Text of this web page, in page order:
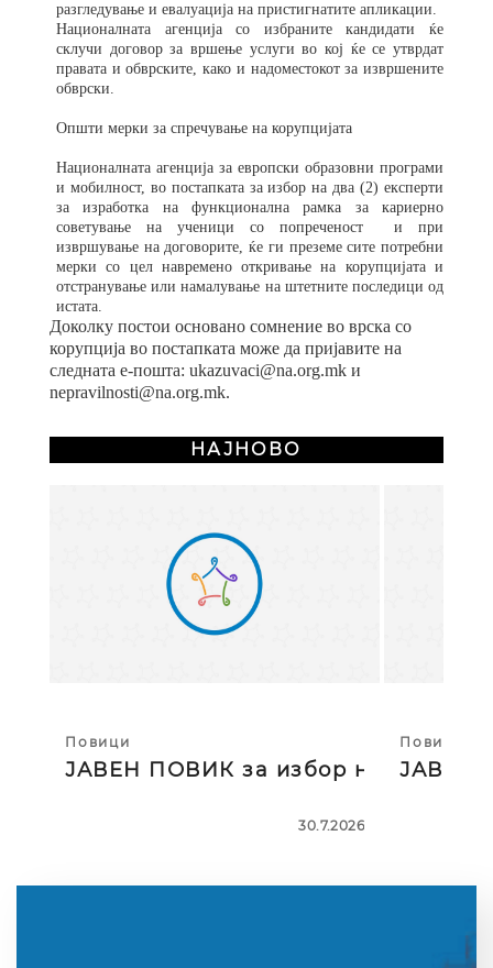
разгледување и евалуација на пристигнатите апликации.
Националната агенција со избраните кандидати ќе
склучи договор за вршење услуги во кој ќе се утврдат
правата и обврските, како и надоместокот за извршените
обврски.
Општи мерки за спречување на корупцијата
Националната агенција за европски образовни програми
и мобилност, во постапката за избор на два (2) експерти
за изработка на функционална рамка за кариерно
советување на
ученици со попреченост и при
извршување на договорите, ќе ги преземе сите потребни
мерки со цел навремено откривање на корупцијата и
отстранување или намалување на штетните последици од
истата.
Доколку постои основано сомнение во врска со
корупција во постапката може да пријавите на
следната е-пошта: ukazuvaci@na.org.mk и
nepravilnosti@na.org.mk.
НАЈНОВО
Повици
ЈАВЕН ПОВИК за избор на тројца
30.7.2026
Повици
ЈАВЕН